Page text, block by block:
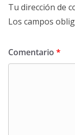
Tu dirección de
Los campos
Comentario *